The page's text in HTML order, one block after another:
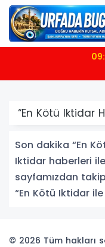
“En Kötü Iktidar
Son dakika “En
Iktidar haberleri
sayfamızdan
“En Kötü Iktidar
© 2026 Tüm hakları